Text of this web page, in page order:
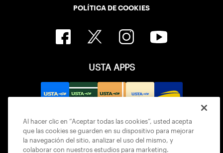
POLÍTICA DE COOKIES
USTA APPS
Al hacer clic en “Aceptar todas las cookies”, usted acepta
que las cookies se guarden en su dispositivo para mejorar
la navegación del sitio, analizar el uso del mismo, y
colaborar con nuestros estudios para marketing.